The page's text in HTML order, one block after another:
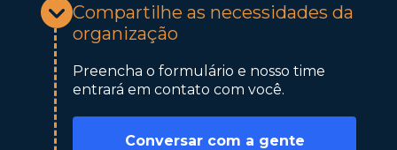
Compartilhe as necessidades da
organização
Preencha o formulário e nosso time
entrará em contato com você.
Conversar com a gente